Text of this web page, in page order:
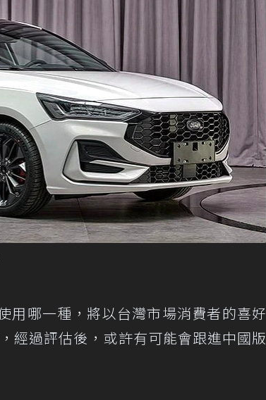
用哪一種，將以台灣市場消費者的喜好
經過評估後，或許有可能會跟進中國版